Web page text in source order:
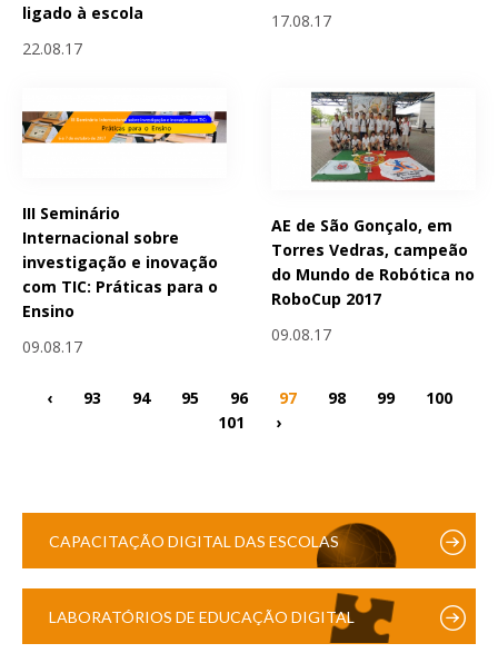
ligado à escola
22.08.17
17.08.17
III Seminário
Internacional sobre
investigação e inovação
com TIC: Práticas para o
Ensino
09.08.17
AE de São Gonçalo, em
Torres Vedras, campeão
do Mundo de Robótica no
RoboCup 2017
09.08.17
‹ 93 94 95 96 97 98 99
100
101
›
CAPACITAÇÃO DIGITAL DAS ESCOLAS
LABORATÓRIOS DE EDUCAÇÃO DIGITAL